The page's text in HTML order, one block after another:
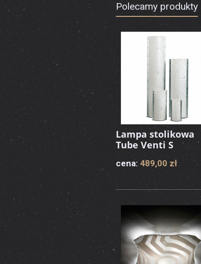
Polecamy produkty
Lampa stolikowa
Tube Venti S
cena: 489,00 zł